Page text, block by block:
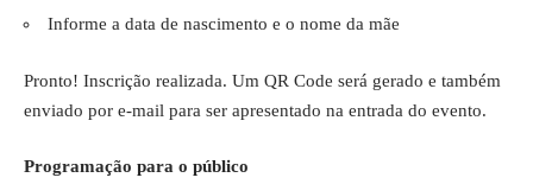
Informe a data de nascimento e o nome da mãe
Pronto! Inscrição realizada. Um QR Code será gerado e também
enviado por e-mail para ser apresentado na entrada do evento.
Programação para o público